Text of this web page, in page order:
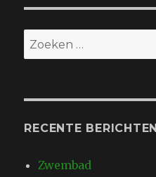
Zoeken
naar:
RECENTE BERICHTEN
Zwembad